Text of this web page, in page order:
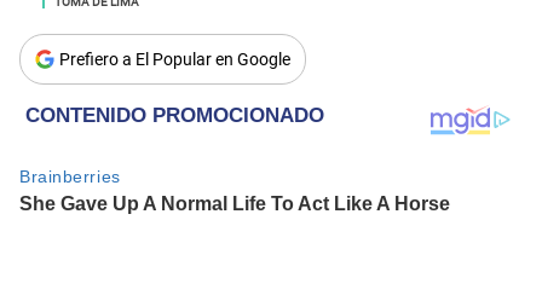
Prefiero a El Popular en Google